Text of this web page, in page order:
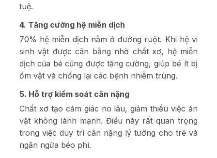
tuệ.
4. Tăng cường hệ miễn dịch
70% hệ miễn dịch nằm ở đường ruột. Khi hệ vi
sinh vật được cân bằng nhờ chất xơ, hệ miễn
dịch của bé cũng được tăng cường, giúp bé ít bị
ốm vặt và chống lại các bệnh nhiễm trùng.
5. Hỗ trợ kiểm soát cân nặng
Chất xơ tạo cảm giác no lâu, giảm thiểu việc ăn
vặt không lành mạnh. Điều này rất quan trọng
trong việc duy trì cân nặng lý tưởng cho trẻ và
ngăn ngừa béo phì.